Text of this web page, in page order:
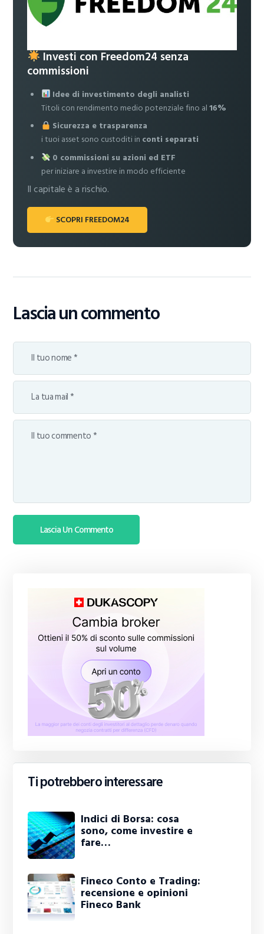
Investi con Freedom24 senza
commissioni
Idee di investimento degli analisti
Titoli con rendimento medio potenziale fino al16%
Sicurezza e trasparenza
i tuoi asset sono custoditi in conti separati
0 commissioni su azioni ed ETF
per iniziare a investire in modo efficiente
Il capitale è a rischio.
SCOPRI FREEDOM24
Lascia un commento
Ti potrebbero interessare
Indici di Borsa: cosa
sono, come investire e
fare…
Fineco Conto e Trading:
recensione e opinioni
Fineco Bank